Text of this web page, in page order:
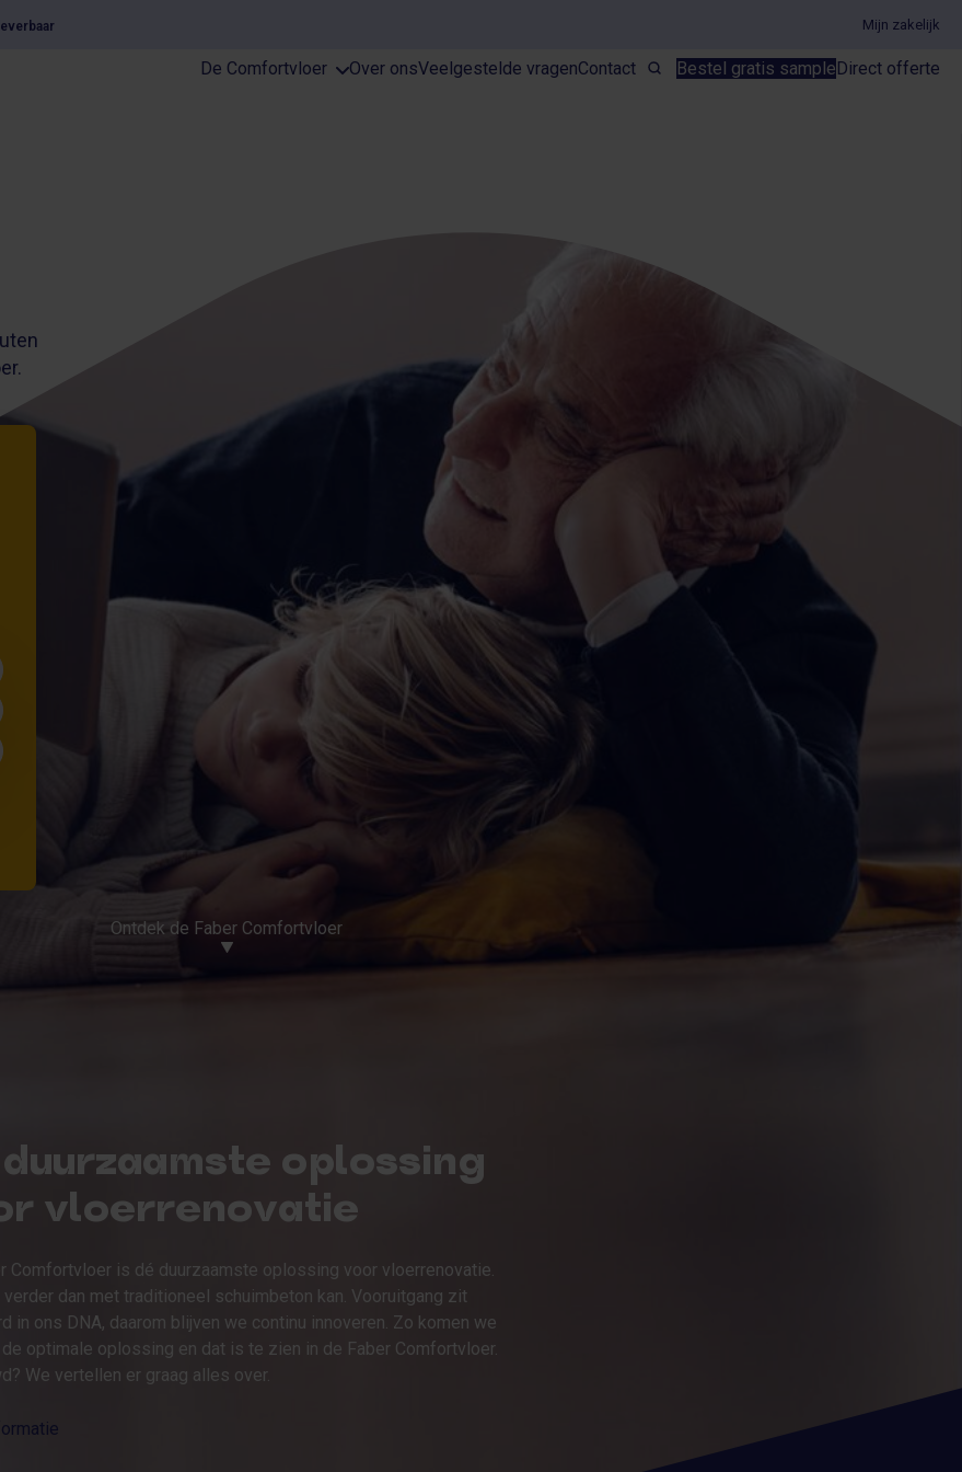
Mijn zakelijk
De Comfortvloer Over onsVeelgestelde vragenContact Bestel gratis sampleDirect offerte
Ontdek de Faber Comfortvloer
duurzaamste oplossing
vloerrenovatie
Comfortvloer is dé duurzaamste oplossing voor vloerrenovatie.
verder dan met traditioneel schuimbeton kan. Vooruitgang zit
in ons DNA, daarom blijven we continu innoveren. Zo komen we
optimale oplossing en dat is te zien in de Faber Comfortvloer.
We vertellen er graag alles over.